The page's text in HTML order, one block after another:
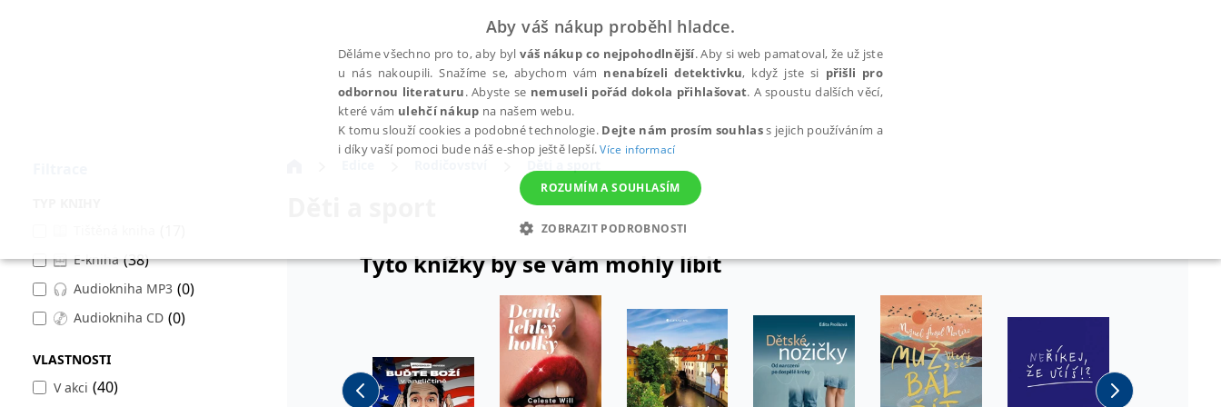
E-kniha (38)
Audiokniha MP3 (0)
Audiokniha CD (0)
VLASTNOSTI
V akci (40)
Tyto knížky by se vám mohly líbit
Aby váš nákup proběhl hladce.
Děláme všechno pro to, aby bylváš nákup co nejpohodlnější. Aby si web pamatoval, že už jste
u nás nakoupili. Snažíme se, abychom vám nenabízeli detektivku, když jste si přišli pro
odbornou literaturu. Abyste se nemuseli pořád dokola přihlašovat. A spoustu dalších věcí,
které vám ulehčí nákup na našem webu.
K tomu slouží cookies a podobné technologie. Dejte nám prosím souhlass jejich používáním a
i díky vaší pomoci bude náš e-shop ještě lepší.Více informací
ROZUMÍM A SOUHLASÍM
ZOBRAZIT PODROBNOSTI
NEZBYTNÉ ANALYTICKÉ MARKETINGOVÉ FUNKČNÍ NEZAŘAZENÉ SOUBORY
Analytické Marketingové Funkční Nezařazené soubory
Nezbytně nutné soubory cookie umožňují základní funkce webových stránek, jako je přihlášení uživatele a správa účtu. Webové stránky nelze bez nezbytně nutných souborů cookie správně používat.